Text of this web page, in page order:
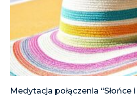
Medytacja połączenia “Słońce